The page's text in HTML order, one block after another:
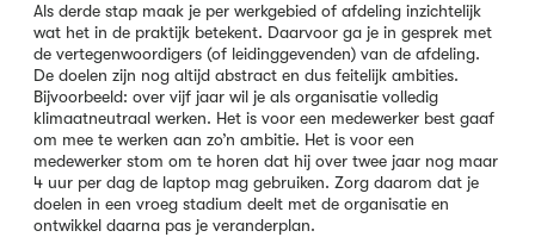
Als derde stap maak je per werkgebied of afdeling inzichtelijk
wat het in de praktijk betekent. Daarvoor ga je in gesprek met
de vertegenwoordigers (of leidinggevenden) van de afdeling.
De doelen zijn nog altijd abstract en dus feitelijk ambities.
Bijvoorbeeld: over vijf jaar wil je als organisatie volledig
klimaatneutraal werken. Het is voor een medewerker best gaaf
om mee te werken aan zo’n ambitie. Het is voor een
medewerker stom om te horen dat hij over twee jaar nog maar
4 uur per dag de laptop mag gebruiken. Zorg daarom dat je
doelen in een vroeg stadium deelt met de organisatie en
ontwikkel daarna pas je veranderplan.